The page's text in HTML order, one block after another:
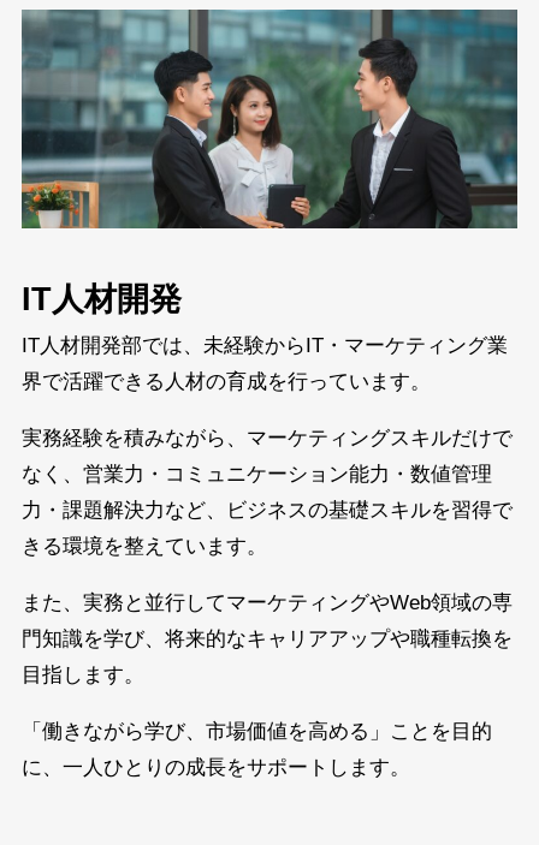
IT人材開発
IT人材開発部では、未経験からIT・マーケティング業
界で活躍できる人材の育成を行っています。
実務経験を積みながら、マーケティングスキルだけで
なく、営業力・コミュニケーション能力・数値管理
力・課題解決力など、ビジネスの基礎スキルを習得で
きる環境を整えています。
また、実務と並行してマーケティングやWeb領域の専
門知識を学び、将来的なキャリアアップや職種転換を
目指します。
「働きながら学び、市場価値を高める」ことを目的
に、一人ひとりの成長をサポートします。